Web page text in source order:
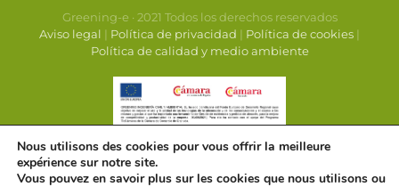
Greening-e · 2021 Todos los derechos reservados
Aviso legal | Política de privacidad | Política de cookies |
Política de calidad y medio ambiente
Nous utilisons des cookies pour vous offrir la meilleure
expérience sur notre site.
Vous pouvez en savoir plus sur les cookies que nous utilisons ou